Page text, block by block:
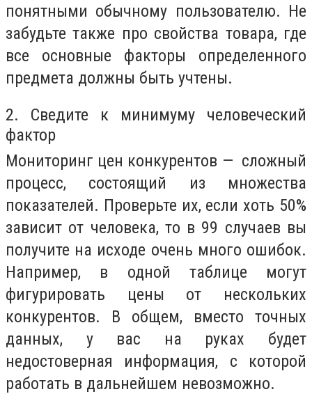
понятными обычному пользователю. Не
забудьте также про свойства товара, где
все основные факторы определенного
предмета должны быть учтены.
2. Сведите к минимуму человеческий
фактор
Мониторинг цен конкурентов — сложный
процесс, состоящий из множества
показателей. Проверьте их, если хоть 50%
зависит от человека, то в 99 случаев вы
получите на исходе очень много ошибок.
Например, в одной таблице могут
фигурировать цены от нескольких
конкурентов. В общем, вместо точных
данных, у вас на руках будет
недостоверная информация, с которой
работать в дальнейшем невозможно.